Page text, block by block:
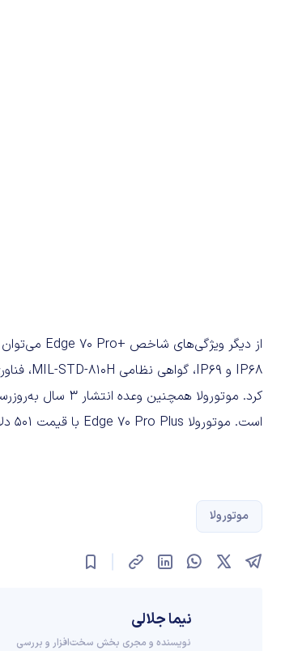
است. موتورولا Edge 70 Pro Plus با قیمت ۵۰۱ دلار عرضه می‌شود.
موتورولا
نیما جلالی
نویسنده و مجری بخش سخت‌افزار و بررسی